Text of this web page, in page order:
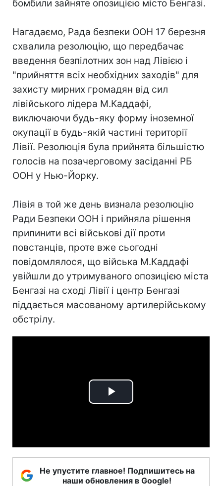
бомбили зайняте опозицією місто Бенгазі.
Нагадаємо, Рада безпеки ООН 17 березня
схвалила резолюцію, що передбачає
введення безпілотних зон над Лівією і
"прийняття всіх необхідних заходів" для
захисту мирних громадян від сил
лівійського лідера М.Каддафі,
виключаючи будь-яку форму іноземної
окупації в будь-якій частині території
Лівії. Резолюція була прийнята більшістю
голосів на позачерговому засіданні РБ
ООН у Нью-Йорку.
Лівія в той же день визнала резолюцію
Ради Безпеки ООН і прийняла рішення
припинити всі військові дії проти
повстанців, проте вже сьогодні
повідомлялося, що війська М.Каддафі
увійшли до утримуваного опозицією міста
Бенгазі на сході Лівії і центр Бенгазі
піддається масованому артилерійському
обстрілу.
Play
Не упустите главное! Подпишитесь на
наши обновления в Google!